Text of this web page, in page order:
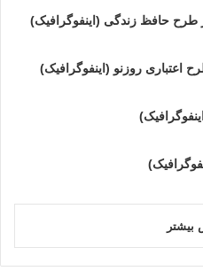
طرح حافظ زندگی (اینفوگرافیک)
اعتباری روزنو (اینفوگرافیک)
بیشتر